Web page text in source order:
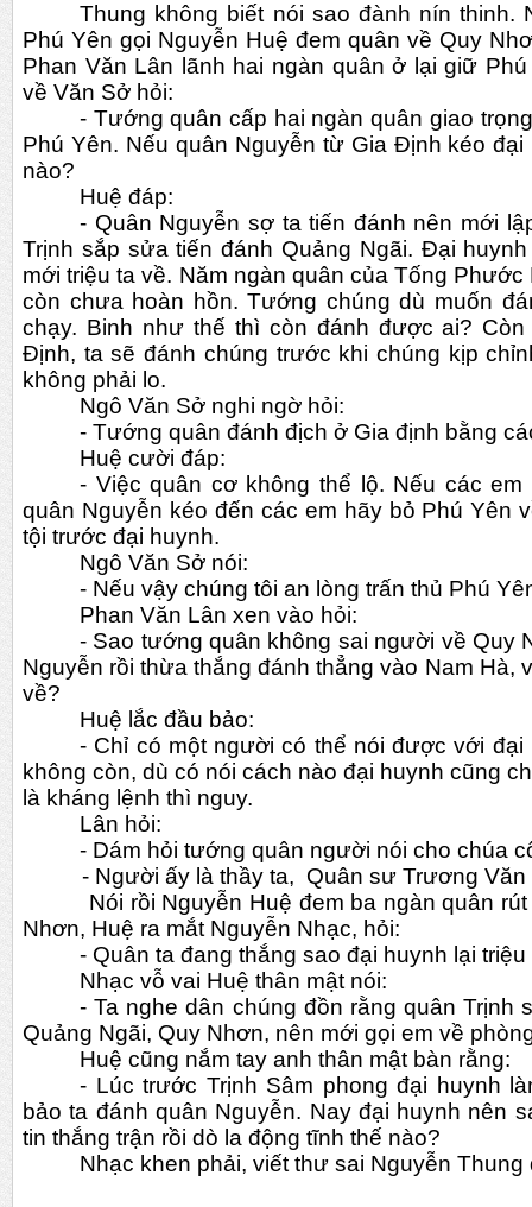
Thung không biết nói sao đành nín thinh.
Phú Yên gọi Nguyễn Huệ đem quân về Quy
Phan Văn Lân lãnh hai ngàn quân ở lại giữ
về Văn Sở hỏi:
- Tướng quân cấp hai ngàn quân giao
Phú Yên. Nếu quân Nguyễn từ Gia Định kéo
nào?
Huệ đáp:
- Quân Nguyễn sợ ta tiến đánh nên mới
Trịnh sắp sửa tiến đánh Quảng Ngãi. Đại
mới triệu ta về. Năm ngàn quân của Tống
còn chưa hoàn hồn. Tướng chúng dù muốn
chạy. Binh như thế thì còn đánh được ai?
Định, ta sẽ đánh chúng trước khi chúng kịp
không phải lo.
Ngô Văn Sở nghi ngờ hỏi:
- Tướng quân đánh địch ở Gia định bằng
Huệ cười đáp:
- Việc quân cơ không thể lộ. Nếu các
quân Nguyễn kéo đến các em hãy bỏ Phú Yên
tội trước đại huynh.
Ngô Văn Sở nói:
- Nếu vậy chúng tôi an lòng trấn thủ Phú
Phan Văn Lân xen vào hỏi:
- Sao tướng quân không sai người về Quy
Nguyễn rồi thừa thắng đánh thẳng vào Nam Hà,
về?
Huệ lắc đầu bảo:
- Chỉ có một người có thể nói được với
không còn, dù có nói cách nào đại huynh cũng
là kháng lệnh thì nguy.
Lân hỏi:
- Dám hỏi tướng quân người nói cho chúa
- Người ấy là thầy ta,  Quân sư Trương Văn
Nhơn, Huệ ra mắt Nguyễn Nhạc, hỏi:
- Quân ta đang thắng sao đại huynh lại
Nhạc vỗ vai Huệ thân mật nói:
- Ta nghe dân chúng đồn rằng quân Trịnh
Quảng Ngãi, Quy Nhơn, nên mới gọi em về
Huệ cũng nắm tay anh thân mật bàn rằng:
- Lúc trước Trịnh Sâm phong đại huynh
bảo ta đánh quân Nguyễn. Nay đại huynh nên
tin thắng trận rồi dò la động tĩnh thế nào?
Nhạc khen phải, viết thư sai Nguyễn Thung